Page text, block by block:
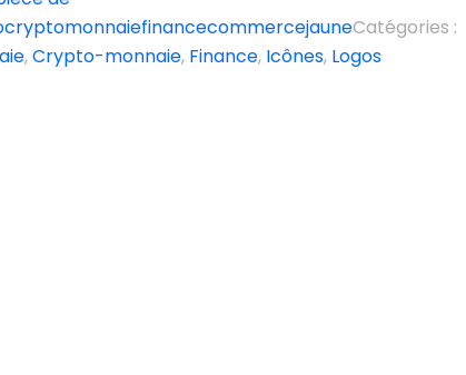
cryptomonnaiefinancecommercejauneCatégories :
,Crypto-monnaie, Finance, Icônes, Logos